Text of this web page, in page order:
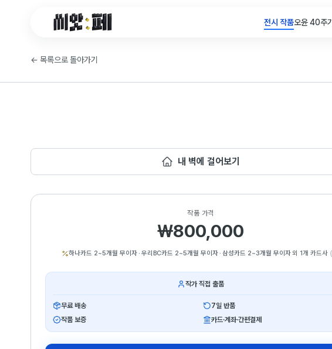
씨앗페 온라인 홈
전시 작품오윤 40주기
← 목록으로 돌아가기
내 벽에 걸어보기
작품 가격
₩800,000
하나카드 2~5개월 무이자· 우리BC카드 2~5개월 무이자· 삼성카드 2~3개월 무이자외 1개 카드사
작가 직접 출품
무료 배송
7일 반품
작품 보증
카드·계좌·간편결제